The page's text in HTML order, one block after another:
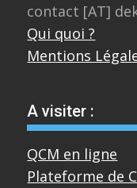
contact [AT]
Qui quoi ?
Mentions
A visiter :
QCM en ligne
Plateforme de